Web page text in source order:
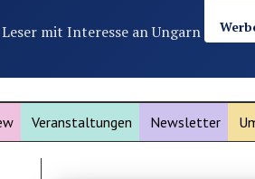
mit Interesse an Ungarn
Veranstaltungen Newsletter